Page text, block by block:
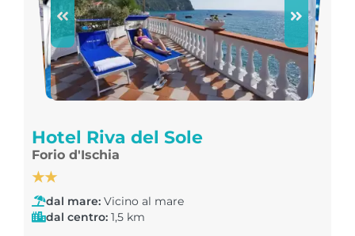
Hotel Riva del Sole
Forio d'Ischia
★★
dal mare: Vicino al mare
dal centro: 1,5 km